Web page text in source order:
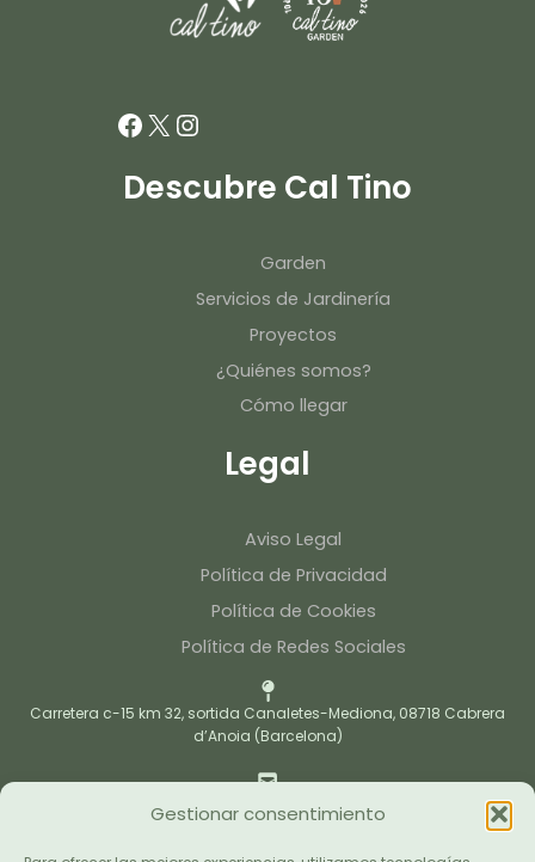
Gestionar consentimiento
Facebook
X Instagram
Descubre Cal Tino
Garden
Servicios de Jardinería
Proyectos
¿Quiénes somos?
Cómo llegar
Legal
Aviso Legal
Política de Privacidad
Política de Cookies
Política de Redes Sociales
Carretera c-15 km 32, sortida Canaletes-Mediona, 08718 Cabrera
d’Anoia (Barcelona)
caltinojardi@caltino.cat